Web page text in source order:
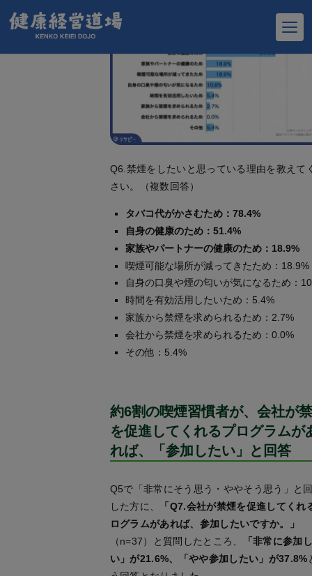
Q6.禁煙をしたいと思っている理由を教えて
さい。（複数回答）
タバコ代がかさむため：78.4%
自身の健康のため：51.4%
家族やパートナーの健康のため：18.9%
喫煙可能な場所が減ってきたため：18.9%
自身の口臭や煙の匂いが気になるため：
時間を有効活用したいため：5.4%
家族から禁煙を求められるため：2.7%
会社から禁煙を求められるため：0.0%
その他：5.4%
約6割の喫煙習慣者が、会社が
を促進してくれるプログラムが
れば、「参加したい」と回答
Q5で「非常にそう思う・ややそう思う」と
した方に、
「Q7.会社が禁煙を促進してくれ
ログラムがあれば、参加したいですか。」
（n=37）と質問したところ、
「非常に参加
い」が21.6%、「やや参加したい」が37.8%